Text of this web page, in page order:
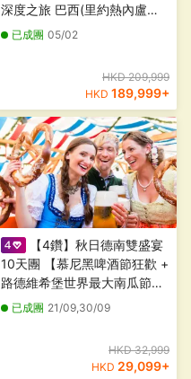
深度之旅 巴西(里約熱內盧、
巴西嘉年華冠軍賽巡遊)、秘魯
根廷(高卓人牧場)【全包價】
已成團 05/02
HKD 209,999
HKD 189,999+
【4鑽】秋日德南雙盛宴
10天團 【慕尼黑啤酒節狂歡 +
路德維希堡世界最大南瓜節】
慕尼黑、薩爾斯堡、國王湖、
館、羅滕堡、紐倫堡、符茲堡
已成團 21/09,30/09
HKD 32,999
HKD 29,099+